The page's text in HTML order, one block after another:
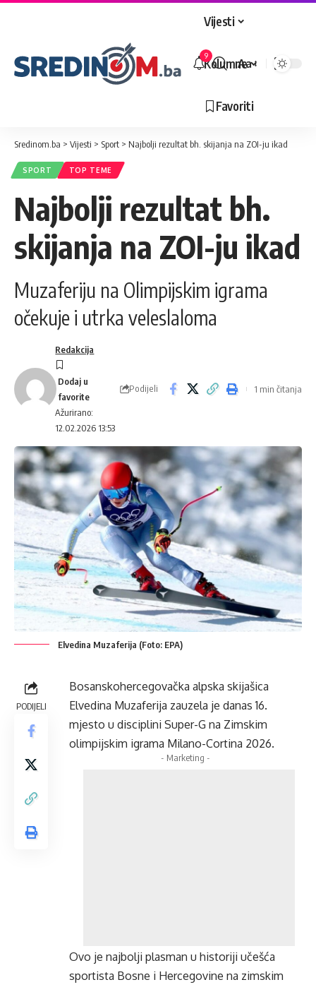
Vijesti
Kolumne
Favoriti
9
Veličina
Aa
Sredinom.ba > Vijesti > Sport > Najbolji rezultat bh. skijanja na ZOI-ju ikad
SPORT TOP TEME
Najbolji rezultat bh.
skijanja na ZOI-ju ikad
Muzaferiju na Olimpijskim igrama
očekuje i utrka veleslaloma
Ažurirano:
12.02.2026 13:53
Redakcija
Podijeli 1 min čitanja
Elvedina Muzaferija (Foto: EPA)
PODIJELI
Bosanskohercegovačka alpska skijašica
Elvedina Muzaferija zauzela je danas 16.
mjesto u disciplini Super-G na Zimskim
olimpijskim igrama Milano-Cortina 2026.
- Marketing -
Ovo je najbolji plasman u historiji učešća
sportista Bosne i Hercegovine na zimskim